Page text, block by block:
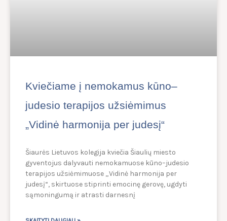
Kviečiame į nemokamus kūno–
judesio terapijos užsiėmimus
„Vidinė harmonija per judesį“
Šiaurės Lietuvos kolegija kviečia Šiaulių miesto
gyventojus dalyvauti nemokamuose kūno–judesio
terapijos užsiėmimuose „Vidinė harmonija per
judesį“, skirtuose stiprinti emocinę gerovę, ugdyti
sąmoningumą ir atrasti darnesnį